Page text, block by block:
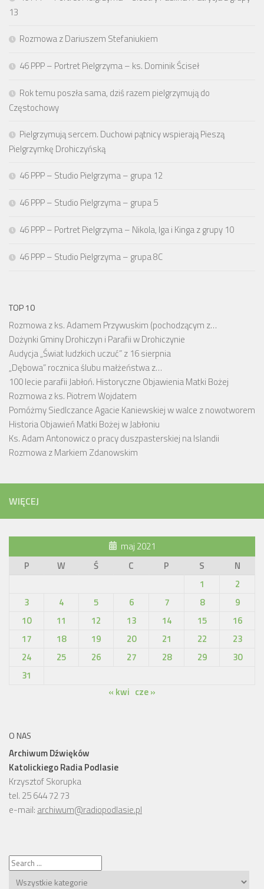
13
Rozmowa z Dariuszem Stefaniukiem
46 PPP – Portret Pielgrzyma – ks. Dominik Ściseł
Rok temu poszła sama, dziś razem pielgrzymują do
Częstochowy
Pielgrzymują sercem. Duchowi pątnicy wspierają Pieszą
Pielgrzymkę Drohiczyńską
46 PPP – Studio Pielgrzyma – grupa 12
46 PPP – Studio Pielgrzyma – grupa 5
46 PPP – Portret Pielgrzyma – Nikola, Iga i Kinga z grupy 10
46 PPP – Studio Pielgrzyma – grupa 8C
TOP 10
Rozmowa z ks. Adamem Przywuskim (pochodzącym z…
Dożynki Gminy Drohiczyn i Parafii w Drohiczynie
Audycja „Świat ludzkich uczuć” z 16 sierpnia
„Dębowa” rocznica ślubu małżeństwa z…
100 lecie parafii Jabłoń. Historyczne Objawienia Matki Bożej
Rozmowa z ks. Piotrem Wojdatem
Pomóżmy Siedlczance Agacie Kaniewskiej w walce z nowotworem
Historia Objawień Matki Bożej w Jabłoniu
Ks. Adam Antonowicz o pracy duszpasterskiej na Islandii
Rozmowa z Markiem Zdanowskim
WIĘCEJ
maj 2021
P
W Ś C P S
N
1
2
3
4 5 6 7 8
9
10
11 12 13 14 15
16
17
18 19 20 21 22
23
24
25 26 27 28 29
30
31
« kwi cze »
O NAS
Archiwum Dźwięków
Katolickiego Radia Podlasie
Krzysztof Skorupka
tel. 25 644 72 73
e-mail: archiwum@radiopodlasie.pl